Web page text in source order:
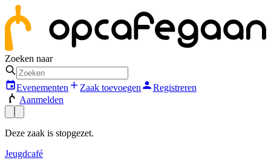
Zoeken naar
Evenementen Zaak toevoegen
Registreren
Aanmelden
Deze zaak is stopgezet.
Jeugdcafé